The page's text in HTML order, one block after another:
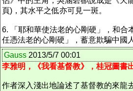
頁)，其水平之低亦可見一斑。
6. 「耶和華使法老的心剛硬」，和合
任憑法老的心剛硬」，蓄意欺騙中國人
Gauss 2013/5/7 00:01
李雅明，《我看基督教》，桂冠圖書
作者深入淺出地論述了基督教的來龍